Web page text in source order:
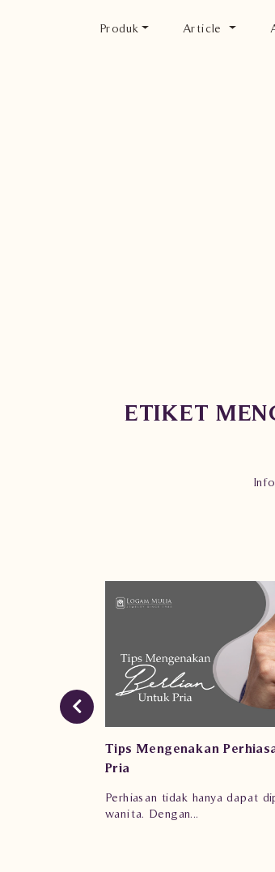
Produk Article
ETIKET
5 Tanda Perhiasan
Diperbaiki
Menjaga dan merawat
keharusan untuk ...